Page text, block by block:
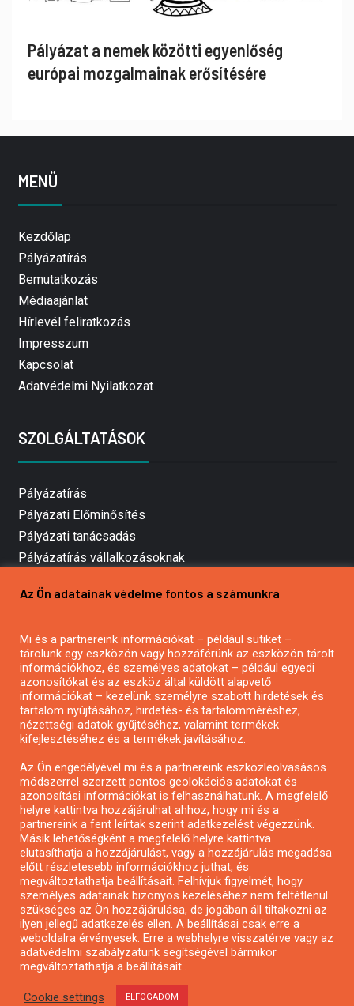
Pályázat a nemek közötti egyenlőség
európai mozgalmainak erősítésére
MENÜ
Kezdőlap
Pályázatírás
Bemutatkozás
Médiaajánlat
Hírlevél feliratkozás
Impresszum
Kapcsolat
Adatvédelmi Nyilatkozat
SZOLGÁLTATÁSOK
Pályázatírás
Pályázati Előminősítés
Pályázati tanácsadás
Pályázatírás vállalkozásoknak
Pályázatírás magánszemélyeknek
Pályázatírás önkormányzatoknak
Pályázatfigyelés
Specifikus pályázatfigyelés vagy hírlevél
PÁLYÁZATFIGYELŐ
Pályázatok magánszemélyeknek
Pályázatok civil szervezeteknek
Pályázatok vállalkozásoknak
Önkormányzati pályázatok
Mezőgazdasági pályázatok
Falusi turizmus pályázatok
Napelem pályázatok
GINOP pályázatok
Copyright © All rights reserved.
Az Ön adatainak védelme fontos a számunkra
Mi és a partnereink információkat – például sütiket –
tárolunk egy eszközön vagy hozzáférünk az eszközön tárolt
információkhoz, és személyes adatokat – például egyedi
azonosítókat és az eszköz által küldött alapvető
információkat – kezelünk személyre szabott hirdetések és
tartalom nyújtásához, hirdetés- és tartalomméréshez,
nézettségi adatok gyűjtéséhez, valamint termékek
kifejlesztéséhez és a termékek javításához.
Az Ön engedélyével mi és a partnereink eszközleolvasásos
módszerrel szerzett pontos geolokációs adatokat és
azonosítási információkat is felhasználhatunk. A megfelelő
helyre kattintva hozzájárulhat ahhoz, hogy mi és a
partnereink a fent leírtak szerint adatkezelést végezzünk.
Másik lehetőségként a megfelelő helyre kattintva
elutasíthatja a hozzájárulást, vagy a hozzájárulás megadása
előtt részletesebb információkhoz juthat, és
megváltoztathatja beállításait. Felhívjuk figyelmét, hogy
személyes adatainak bizonyos kezeléséhez nem feltétlenül
szükséges az Ön hozzájárulása, de jogában áll tiltakozni az
ilyen jellegű adatkezelés ellen. A beállításai csak erre a
weboldalra érvényesek. Erre a webhelyre visszatérve vagy az
adatvédelmi szabályzatunk segítségével bármikor
megváltoztathatja a beállításait..
Cookie settings ELFOGADOM